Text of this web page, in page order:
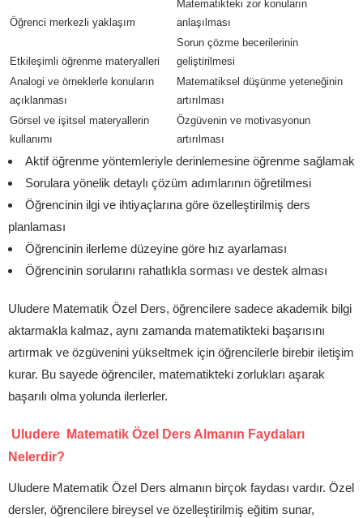
Öğrenci merkezli yaklaşım
Matematikteki zor konuların
anlaşılması
Etkileşimli öğrenme materyalleri
Sorun çözme becerilerinin
geliştirilmesi
Analogi ve örneklerle konuların
açıklanması
Matematiksel düşünme yeteneğinin
artırılması
Görsel ve işitsel materyallerin
kullanımı
Özgüvenin ve motivasyonun
artırılması
Aktif öğrenme yöntemleriyle derinlemesine öğrenme sağlamak
Sorulara yönelik detaylı çözüm adımlarının öğretilmesi
Öğrencinin ilgi ve ihtiyaçlarına göre özelleştirilmiş ders
planlaması
Öğrencinin ilerleme düzeyine göre hız ayarlaması
Öğrencinin sorularını rahatlıkla sorması ve destek alması
Uludere Matematik Özel Ders, öğrencilere sadece akademik bilgi
aktarmakla kalmaz, aynı zamanda matematikteki başarısını
artırmak ve özgüvenini yükseltmek için öğrencilerle birebir iletişim
kurar. Bu sayede öğrenciler, matematikteki zorlukları aşarak
başarılı olma yolunda ilerlerler.
Uludere Matematik Özel Ders Almanın Faydaları
Nelerdir?
Uludere Matematik Özel Ders almanın birçok faydası vardır. Özel
dersler, öğrencilere bireysel ve özelleştirilmiş eğitim sunar,